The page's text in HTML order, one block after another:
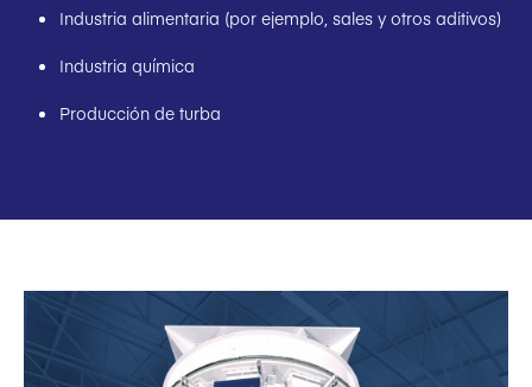
Industria alimentaria (por ejemplo, sales y otros aditivos)
Industria química
Producción de turba